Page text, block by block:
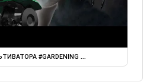
#GARDENING ...